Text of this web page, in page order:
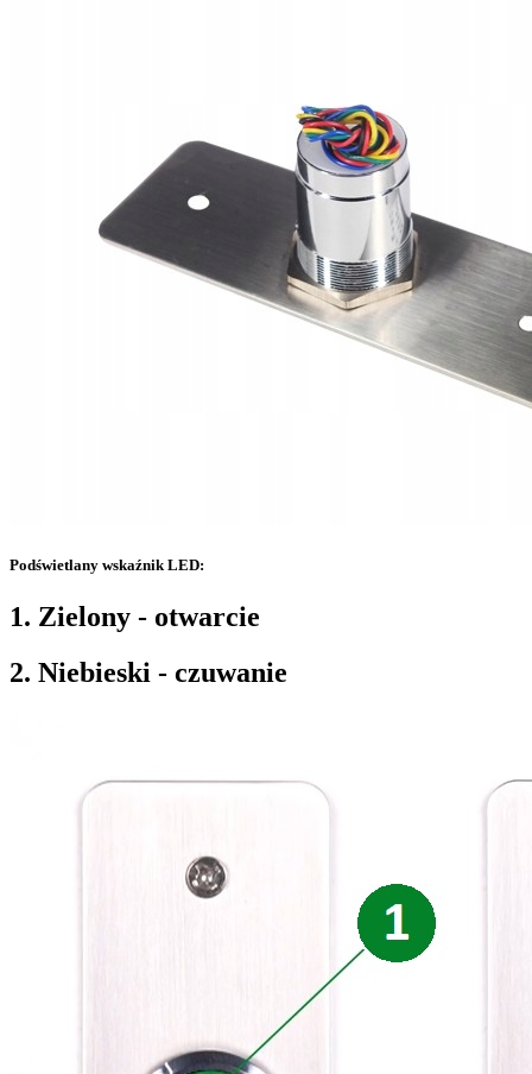
Podświetlany wskaźnik LED:
1. Zielony - otwarcie
2. Niebieski - czuwanie